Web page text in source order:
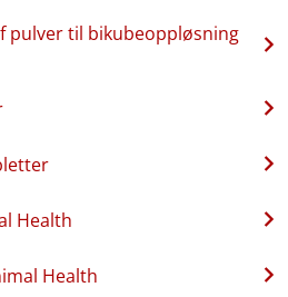
pulver til bikubeoppløsning
Health
Health